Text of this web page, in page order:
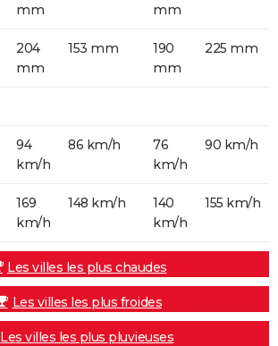
mm
mm
204
mm
153 mm
190
mm
225 mm
94
km/h
86 km/h
76
km/h
90 km/h
169
km/h
148 km/h
140
km/h
155 km/h
Les villes les plus chaudes
Les villes les plus froides
Les villes les plus pluvieuses